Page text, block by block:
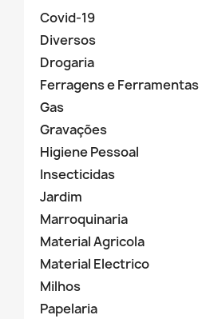
Covid-19
Diversos
Drogaria
Ferragens e Ferramentas
Gas
Gravações
Higiene Pessoal
Insecticidas
Jardim
Marroquinaria
Material Agricola
Material Electrico
Milhos
Papelaria